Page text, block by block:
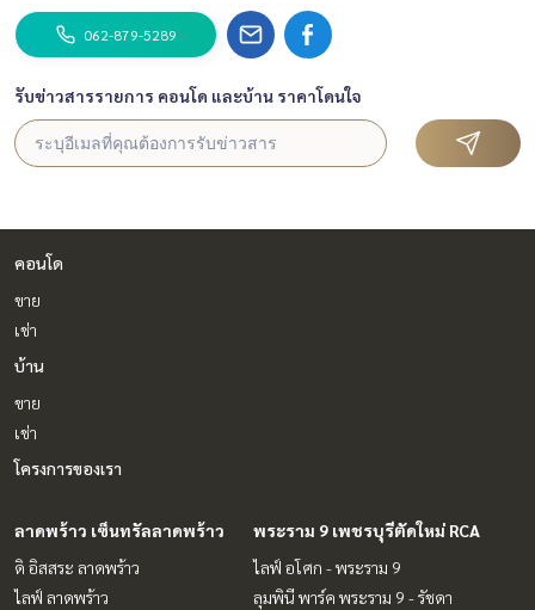
062-879-5289
รับข่าวสารรายการ คอนโด และบ้าน ราคาโดนใจ
คอนโด
ขาย
เช่า
บ้าน
ขาย
เช่า
โครงการของเรา
ลาดพร้าว เซ็นทรัลลาดพร้าว
ดิ อิสสระ ลาดพร้าว
ไลฟ์ ลาดพร้าว
พระราม 9 เพชรบุรีตัดใหม่ RCA
ไลฟ์ อโศก - พระราม 9
ลุมพินี พาร์ค พระราม 9 - รัชดา